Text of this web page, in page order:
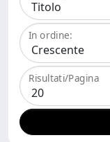
In ordine:
Risultati/Pagina